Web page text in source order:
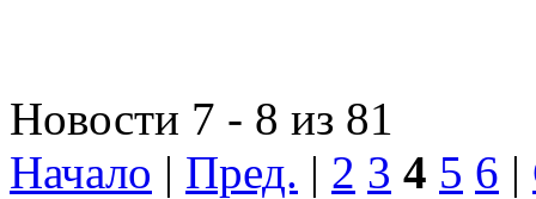
Новости 7 - 8 из 81
Начало | Пред. | 2 3 4 5 6 |